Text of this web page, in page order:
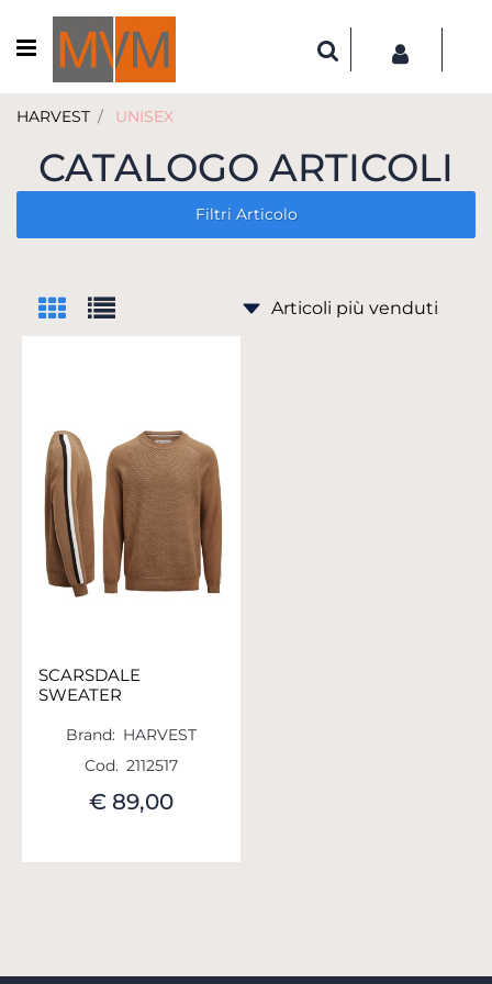
Open menu
HARVEST UNISEX
CATALOGO ARTICOLI
Filtri Articolo
SCARSDALE
SWEATER
Brand: HARVEST
Cod. 2112517
€ 89,00